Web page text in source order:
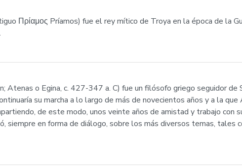
Πρίαμος Príamos) fue el rey mítico de Troya en la época de la
Atenas o Egina, c. 427-347 a. C) fue un filósofo griego seguidor
su marcha a lo largo de más de novecientos años y a la
de este modo, unos veinte años de amistad y trabajo con
siempre en forma de diálogo, sobre los más diversos temas, tales